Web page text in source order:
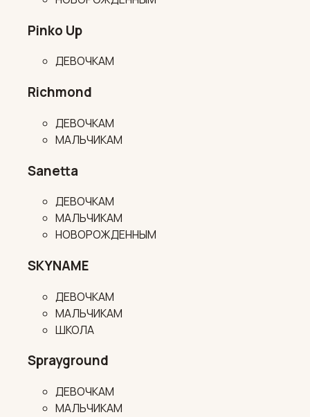
Pinko Up
ДЕВОЧКАМ
Richmond
ДЕВОЧКАМ
МАЛЬЧИКАМ
Sanetta
ДЕВОЧКАМ
МАЛЬЧИКАМ
НОВОРОЖДЕННЫМ
SKYNAME
ДЕВОЧКАМ
МАЛЬЧИКАМ
ШКОЛА
Sprayground
ДЕВОЧКАМ
МАЛЬЧИКАМ